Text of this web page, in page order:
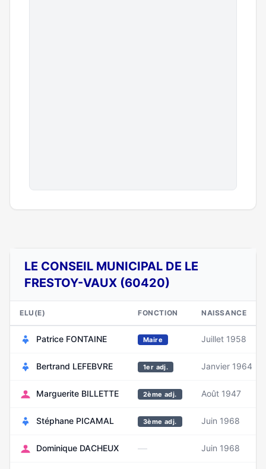
LE CONSEIL MUNICIPAL DE LE
FRESTOY-VAUX (60420)
ELU(E) FONCTION NAISSANCE
Patrice FONTAINE Maire Juillet 1958
Bertrand LEFEBVRE 1er adj. Janvier 1964
Marguerite BILLETTE 2ème adj. Août 1947
Stéphane PICAMAL 3ème adj. Juin 1968
Dominique DACHEUX — Juin 1968